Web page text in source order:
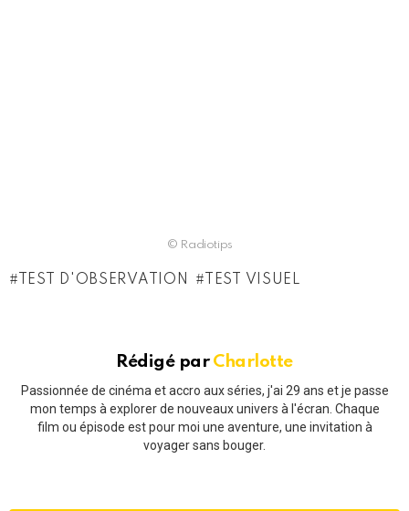
© Radiotips
TEST D'OBSERVATION TEST VISUEL
Rédigé par Charlotte
Passionnée de cinéma et accro aux séries, j'ai 29 ans et je passe
mon temps à explorer de nouveaux univers à l'écran. Chaque
film ou épisode est pour moi une aventure, une invitation à
voyager sans bouger.